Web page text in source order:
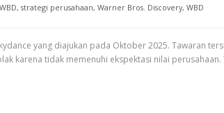
, strategi perusahaan, Warner Bros. Discovery, WBD
yang diajukan pada Oktober 2025. Tawaran
karena tidak memenuhi ekspektasi nilai perusahaan.